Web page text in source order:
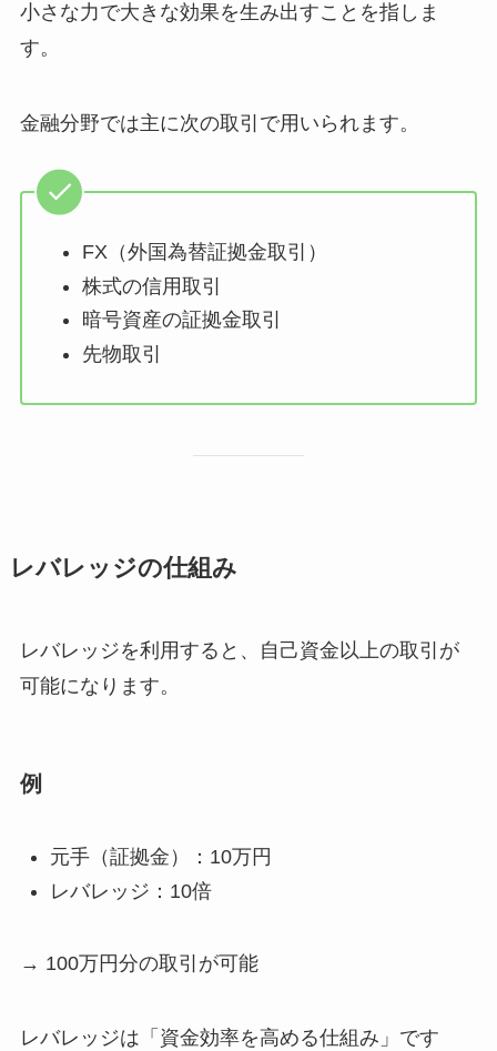
小さな力で大きな効果を生み出すことを指しま
す。
金融分野では主に次の取引で用いられます。
FX（外国為替証拠金取引）
株式の信用取引
暗号資産の証拠金取引
先物取引
レバレッジの仕組み
レバレッジを利用すると、自己資金以上の取引が
可能になります。
例
元手（証拠金）：10万円
レバレッジ：10倍
→ 100万円分の取引が可能
レバレッジは「資金効率を高める仕組み」です